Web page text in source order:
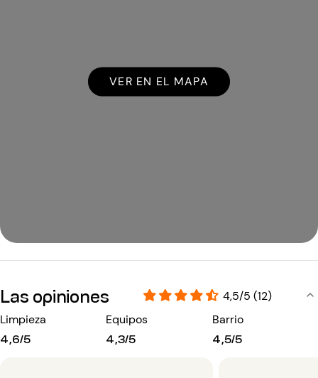
VER EN EL MAPA
Las opiniones
4,5/5 (12)
Limpieza
4,6/5
Equipos
4,3/5
Barrio
4,5/5